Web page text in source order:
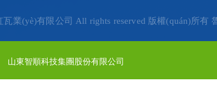
業(yè)有限公司 All rights reserved 版權(quán)所有
山東智順科技集團股份有限公司